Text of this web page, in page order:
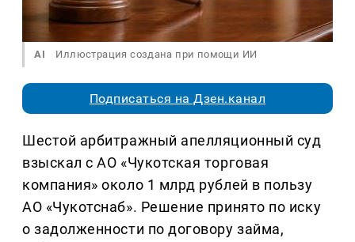
AI Иллюстрация создана при помощи ИИ
Подписаться на Дзен.канал
Шестой арбитражный апелляционный суд
взыскал с АО «Чукотская торговая
компания» около 1 млрд рублей в пользу
АО «Чукотснаб». Решение принято по иску
о задолженности по договору займа,